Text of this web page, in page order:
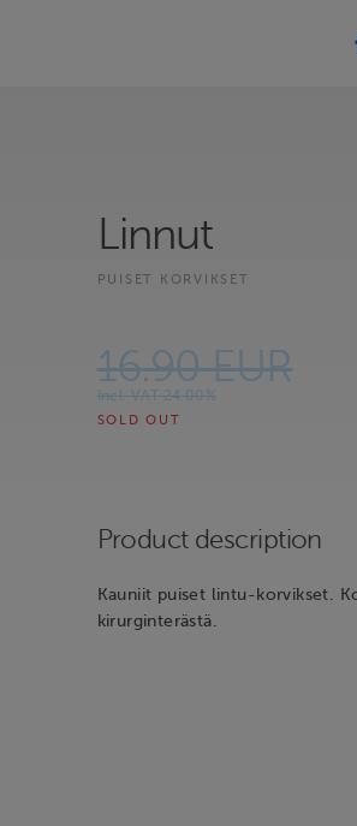
Linnut
PUISET KORVIKSET
16.90 EUR
Incl. VAT 24.00%
SOLD OUT
Product description
Kauniit puiset lintu-korvikset.
kirurginterästä.